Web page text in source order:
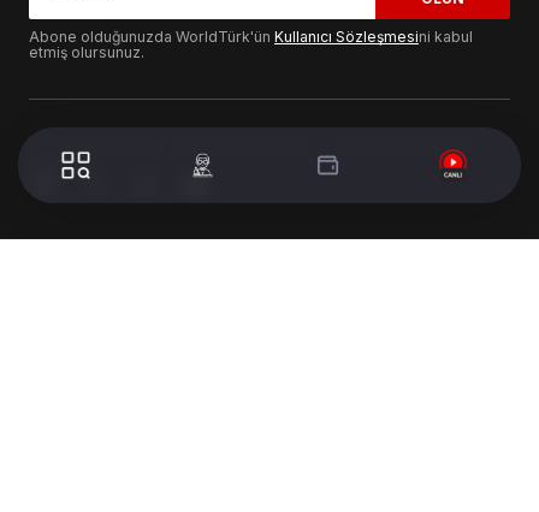
Abone olduğunuzda WorldTürk'ün Kullanıcı Sözleşmesini kabul
etmiş olursunuz.
© 2024 WorldTurk. Tüm Hakları Saklıdır. - Tasarım & Geliştirme :
Volion's